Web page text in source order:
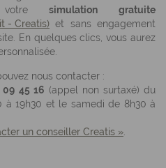
votresimulation gratuite
- Creatis) et sans engagement
En quelques clics, vous aurez
nous contacter :
09 45 16 (appel non surtaxé) du
à 19h30 et le samedi de 8h30 à
un conseiller Creatis »